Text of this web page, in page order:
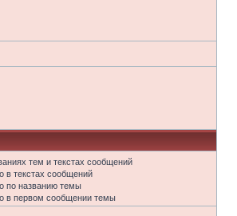
тем и текстах сообщений
в текстах сообщений
по названию темы
в первом сообщении темы